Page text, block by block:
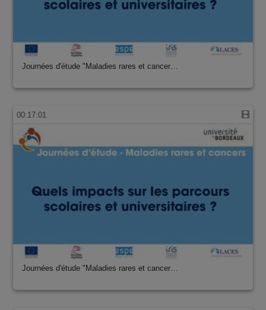
Journées d'étude "Maladies rares et cancer…
00:17:01
Journées d'étude "Maladies rares et cancer…